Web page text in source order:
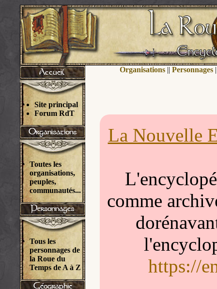
Site principal
Forum RdT
Toutes les
organisations,
peuples,
communautés...
Tous les
personnages de
la Roue du
Temps de A à Z
Organisations|| Personnages
La Nouvelle
comme
https://